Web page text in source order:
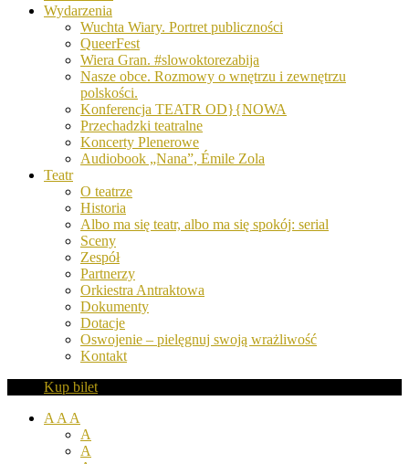
PoznaniuWydarzenia
Wuchta Wiary. Portret publiczności
QueerFest
Wiera Gran. #slowoktorezabija
Nasze obce. Rozmowy o wnętrzu i zewnętrzu
polskości.
Konferencja TEATR OD}{NOWA
Przechadzki teatralne
Koncerty Plenerowe
Audiobook „Nana”, Émile Zola
Teatr
O teatrze
Historia
Albo ma się teatr, albo ma się spokój: serial
Sceny
Zespół
Partnerzy
Orkiestra Antraktowa
Dokumenty
Dotacje
Oswojenie – pielęgnuj swoją wrażliwość
Kontakt
Kup bilet
A A A
A
A